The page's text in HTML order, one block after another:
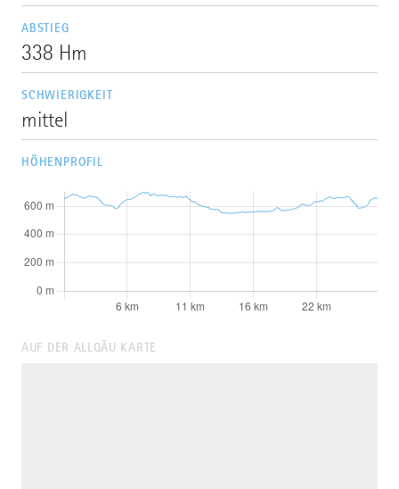
ABSTIEG
338 Hm
SCHWIERIGKEIT
mittel
HÖHENPROFIL
AUF DER ALLGÄU KARTE